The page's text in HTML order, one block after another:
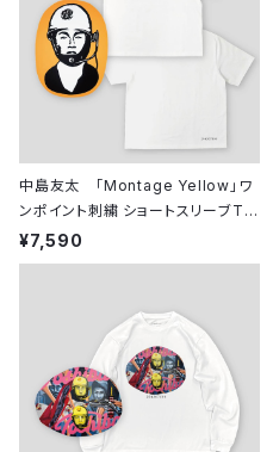
中島友太 「Montage Yellow」ワ
ンポイント刺繍 ショートスリーブTシ
ャツ
¥7,590